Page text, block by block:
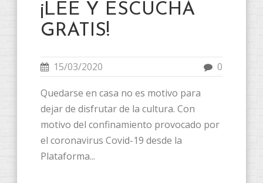
¡LEE Y ESCUCHA
GRATIS!
15/03/2020 0
Quedarse en casa no es motivo para
dejar de disfrutar de la cultura. Con
motivo del confinamiento provocado por
el coronavirus Covid-19 desde la
Plataforma...